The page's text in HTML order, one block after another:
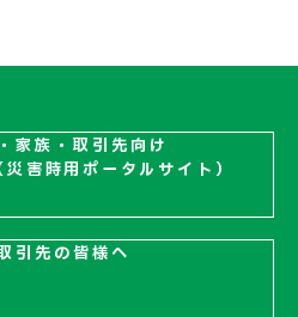
家族・取引先向け
害時用ポータルサイト）
引先の皆様へ